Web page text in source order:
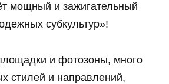
мощный и зажигательный
субкультур»!
и фотозоны, много
стилей и направлений,